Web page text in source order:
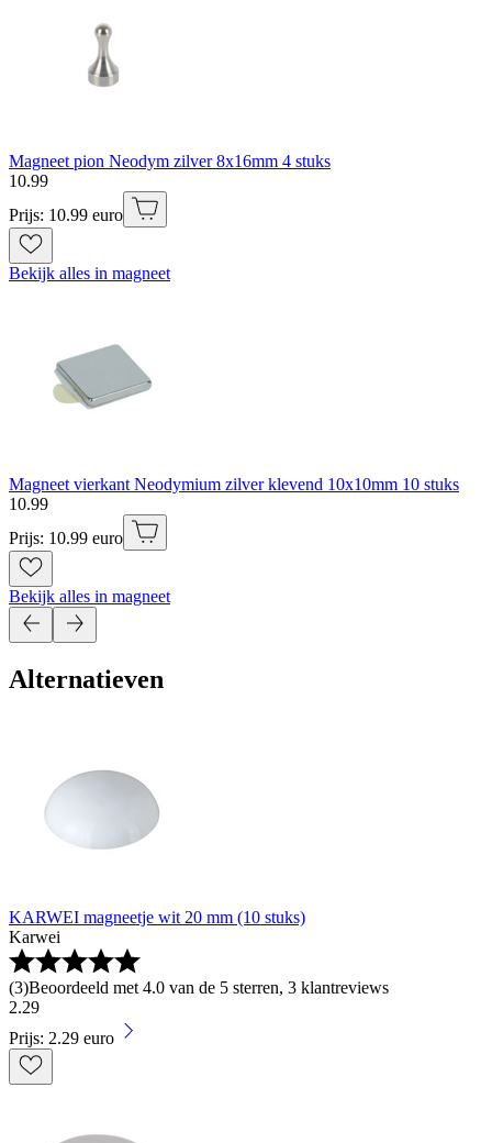
Magneet pion Neodym zilver 8x16mm 4 stuks
10.99
Prijs: 10.99 euro
Bekijk alles in magneet
Magneet vierkant Neodymium zilver klevend 10x10mm 10 stuks
10.99
Prijs: 10.99 euro
Bekijk alles in magneet
Alternatieven
KARWEI magneetje wit 20 mm (10 stuks)
Karwei
(3)Beoordeeld met 4.0 van de 5 sterren, 3 klantreviews
2.29
Prijs: 2.29 euro